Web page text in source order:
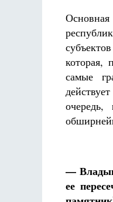
которая,
самые
—
ее